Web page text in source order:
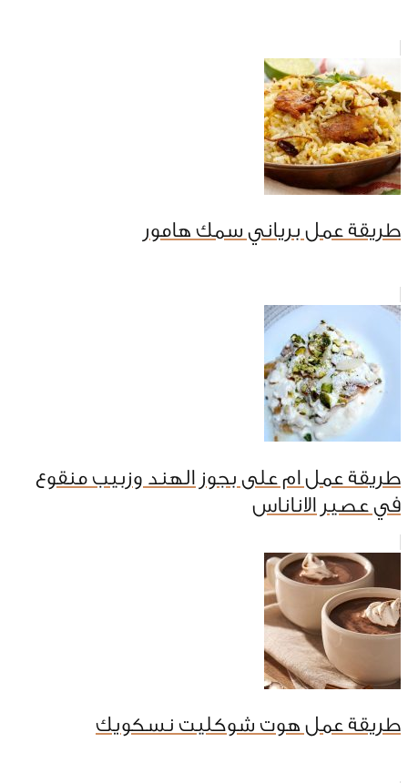
طريقة عمل برياني سمك هامور
طريقة عمل ام على بجوز الهند وزبيب منقوع
في عصير الاناناس
طريقة عمل هوت شوكليت نسكويك